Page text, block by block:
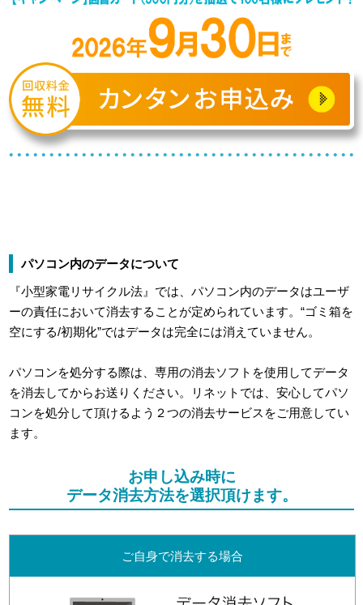
パソコン内のデータについて
『小型家電リサイクル法』では、パソコン内のデータはユーザ
ーの責任において消去することが定められています。“ゴミ箱を
空にする/初期化”ではデータは完全には消えていません。
パソコンを処分する際は、専用の消去ソフトを使用してデータ
を消去してからお送りください。リネットでは、安心してパソ
コンを処分して頂けるよう２つの消去サービスをご用意してい
ます。
お申し込み時に
データ消去方法を選択頂けます。
ご自身で消去する場合